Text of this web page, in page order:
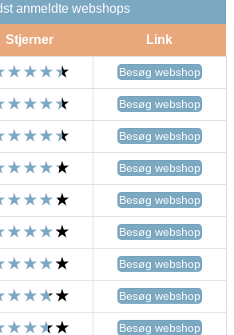
anmeldte webshops
Stjerner Link
Besøg webshop
Besøg webshop
Besøg webshop
Besøg webshop
Besøg webshop
Besøg webshop
Besøg webshop
Besøg webshop
Besøg webshop